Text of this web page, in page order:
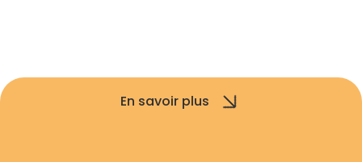
En savoir plus